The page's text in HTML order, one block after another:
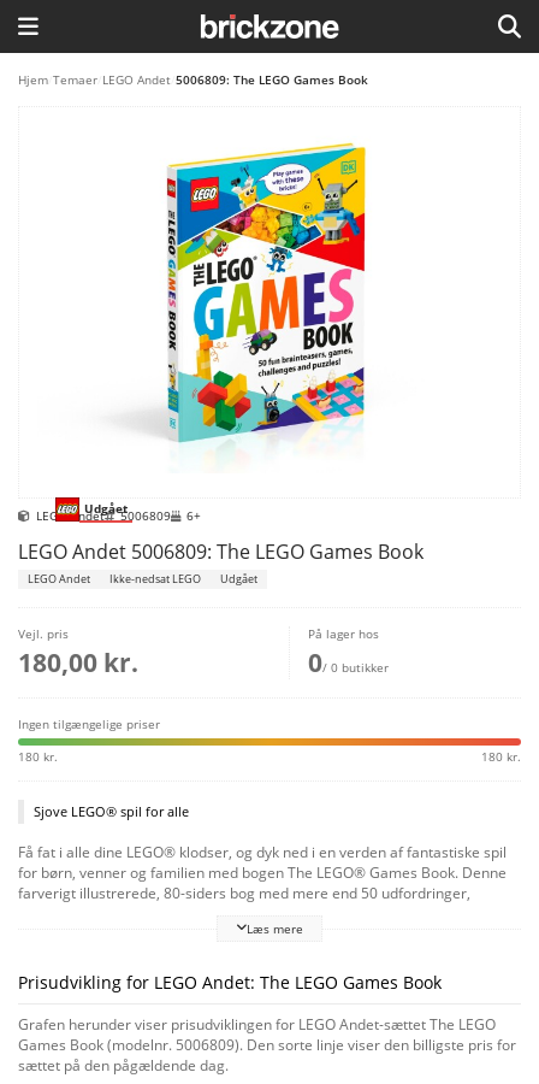
HJEM
LEGO FAVORITTER
Hjem Temaer LEGO Andet 5006809: The LEGO Games Book
Udgået
LEGO Andet 5006809 6+
LEGO Andet 5006809: The LEGO Games Book
LEGO Andet Ikke-nedsat LEGO Udgået
Vejl. pris
180,00 kr.
På lager hos
0/ 0 butikker
Ingen tilgængelige priser
180 kr. 180 kr.
Sjove LEGO® spil for alle
Få fat i alle dine LEGO® klodser, og dyk ned i en verden af fantastiske spil
for børn, venner og familien med bogen The LEGO® Games Book. Denne
farverigt illustrerede, 80-siders bog med mere end 50 udfordringer,
byggevejledninger samt 45 LEGO elementer til 9 spil for at sætte gang i
pusleterningen? Gør dig klar til timevis af supermorsomt LEGO sjov!
Læs mere
Prisudvikling for LEGO Andet: The LEGO Games Book
Grafen herunder viser prisudviklingen for LEGO Andet-sættet The LEGO
Games Book (modelnr. 5006809). Den sorte linje viser den billigste pris for
sættet på den pågældende dag.